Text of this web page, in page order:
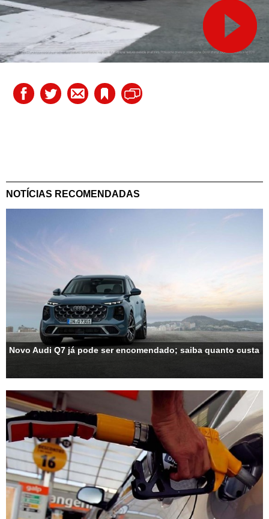
NOTÍCIAS RECOMENDADAS
Novo Audi Q7 já pode ser encomendado; saiba quanto custa